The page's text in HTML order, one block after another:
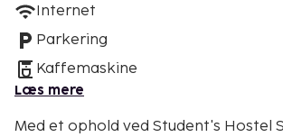
Internet
Parkering
Kaffemaskine
Læs mere
Med et ophold ved Student's Hostel